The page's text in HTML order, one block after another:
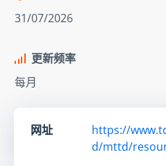
31/07/2026
更新频率
每月
网址
https://
d/mttd/